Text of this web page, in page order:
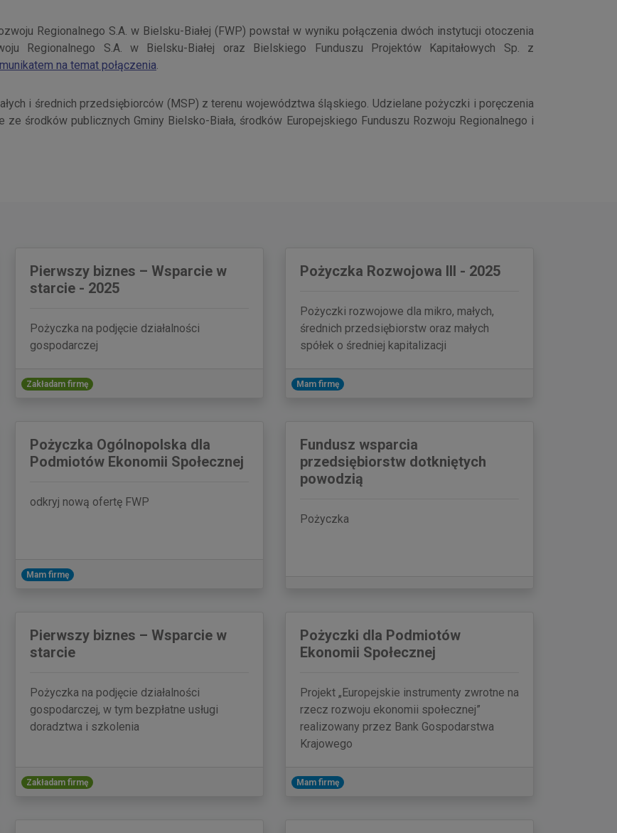
Regionalnego S.A. w Bielsku-Białej (FWP) powstał w wyniku połączenia dwóch instytucji otoczenia
Regionalnego S.A. w Bielsku-Białej oraz Bielskiego Funduszu Projektów Kapitałowych Sp. z
na temat połączenia
i średnich przedsiębiorców (MSP) z terenu województwa śląskiego. Udzielane pożyczki i poręczenia
ze środków publicznych Gminy Bielsko-Biała, środków Europejskiego Funduszu Rozwoju Regionalnego i
Pierwszy biznes – Wsparcie w
starcie - 2025
Pożyczka na podjęcie działalności
gospodarczej
Zakładam firmę
Pożyczka Rozwojowa III - 2025
Pożyczki rozwojowe dla mikro, małych,
średnich przedsiębiorstw oraz małych
spółek o średniej kapitalizacji
Mam firmę
Pożyczka Ogólnopolska dla
Podmiotów Ekonomii Społecznej
odkryj nową ofertę FWP
Mam firmę
Fundusz wsparcia
przedsiębiorstw dotkniętych
powodzią
Pożyczka
Pierwszy biznes – Wsparcie w
starcie
Pożyczka na podjęcie działalności
gospodarczej, w tym bezpłatne usługi
doradztwa i szkolenia
Zakładam firmę
Pożyczki dla Podmiotów
Ekonomii Społecznej
Projekt „Europejskie instrumenty zwrotne na
rzecz rozwoju ekonomii społecznej”
realizowany przez Bank Gospodarstwa
Krajowego
Mam firmę